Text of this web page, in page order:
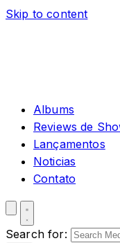
Skip to content
Albums
Reviews de
Lançamentos
Noticias
Contato
Search for: